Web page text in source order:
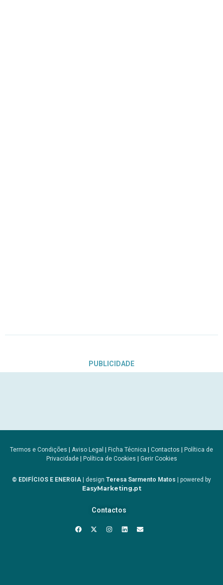
PUBLICIDADE
Termos e Condições | Aviso Legal | Ficha Técnica | Contactos | Política de
Privacidade| Política de Cookies | Gerir Cookies
© EDIFÍCIOS E ENERGIA | design Teresa Sarmento Matos | powered by
EasyMarketing.pt
Contactos